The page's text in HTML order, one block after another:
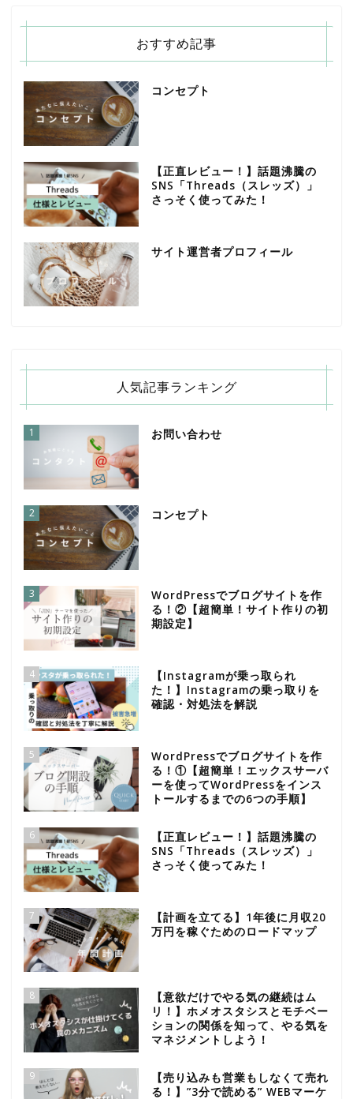
おすすめ記事
コンセプト
【正直レビュー！】話題沸騰の
SNS「Threads（スレッズ）」
さっそく使ってみた！
サイト運営者プロフィール
人気記事ランキング
1 お問い合わせ
2 コンセプト
3
WordPressでブログサイトを作
る！②【超簡単！サイト作りの初
期設定】
4
【Instagramが乗っ取られ
た！】Instagramの乗っ取りを
確認・対処法を解説
5
WordPressでブログサイトを作
る！①【超簡単！エックスサーバ
ーを使ってWordPressをインス
トールするまでの6つの手順】
6
【正直レビュー！】話題沸騰の
SNS「Threads（スレッズ）」
さっそく使ってみた！
7
【計画を立てる】1年後に月収20
万円を稼ぐためのロードマップ
8
【意欲だけでやる気の継続はム
リ！】ホメオスタシスとモチベー
ションの関係を知って、やる気を
マネジメントしよう！
9
【売り込みも営業もしなくて売れ
る！】”3分で読める” WEBマーケ